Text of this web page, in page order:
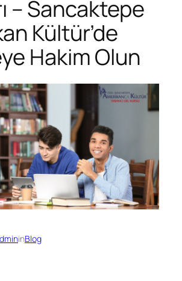
– Sancaktepe
Kültür’de
Hakim Olun
inBlog